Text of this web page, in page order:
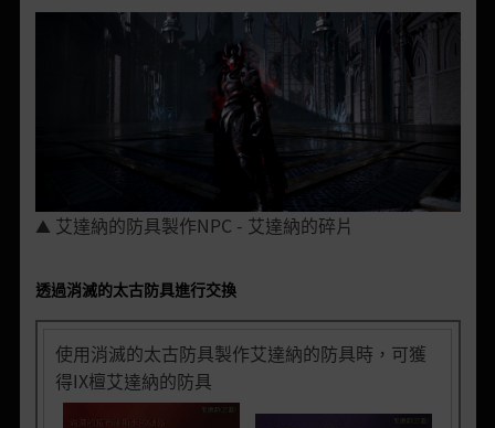
▲ 艾達納的防具製作NPC - 艾達納的碎片
透過消滅的太古防具進行交換
使用消滅的太古防具製作艾達納的防具時，可獲
得IX檀艾達納的防具